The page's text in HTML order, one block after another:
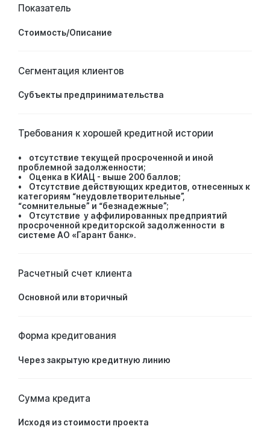
Показатель
Стоимость/Описание
Сегментация клиентов
Субъекты предпринимательства
Требования к хорошей кредитной истории
• отсутствие текущей просроченной и иной
проблемной задолженности;
• Оценка в КИАЦ - выше 200 баллов;
• Отсутствие действующих кредитов, отнесенных к
категориям “неудовлетворительные”,
“сомнительные” и “безнадежные”;
• Отсутствие у аффилированных предприятий
просроченной кредиторской задолженности в
системе АО «Гарант банк».
Расчетный счет клиента
Основной или вторичный
Форма кредитования
Через закрытую кредитную линию
Сумма кредита
Исходя из стоимости проекта